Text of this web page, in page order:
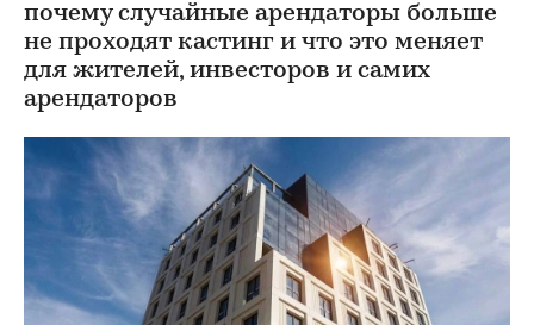
почему случайные арендаторы больше
не проходят кастинг и что это меняет
для жителей, инвесторов и самих
арендаторов